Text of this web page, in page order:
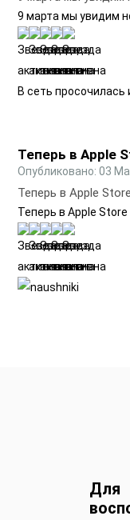
9 марта мы увидим
В сеть просочилась
Теперь в Apple
Опубликовано: 03
Теперь в Apple
Теперь в Apple
Для